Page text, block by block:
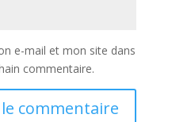
e-mail et mon site dans
commentaire.